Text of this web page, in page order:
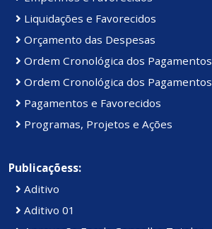
Liquidações e Favorecidos
Orçamento das Despesas
Ordem Cronológica dos Pagamentos
Ordem Cronológica dos Pagamentos
Pagamentos e Favorecidos
Programas, Projetos e Ações
Publicaçõess:
Aditivo
Aditivo 01